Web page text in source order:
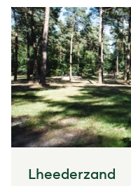
Lheederzand